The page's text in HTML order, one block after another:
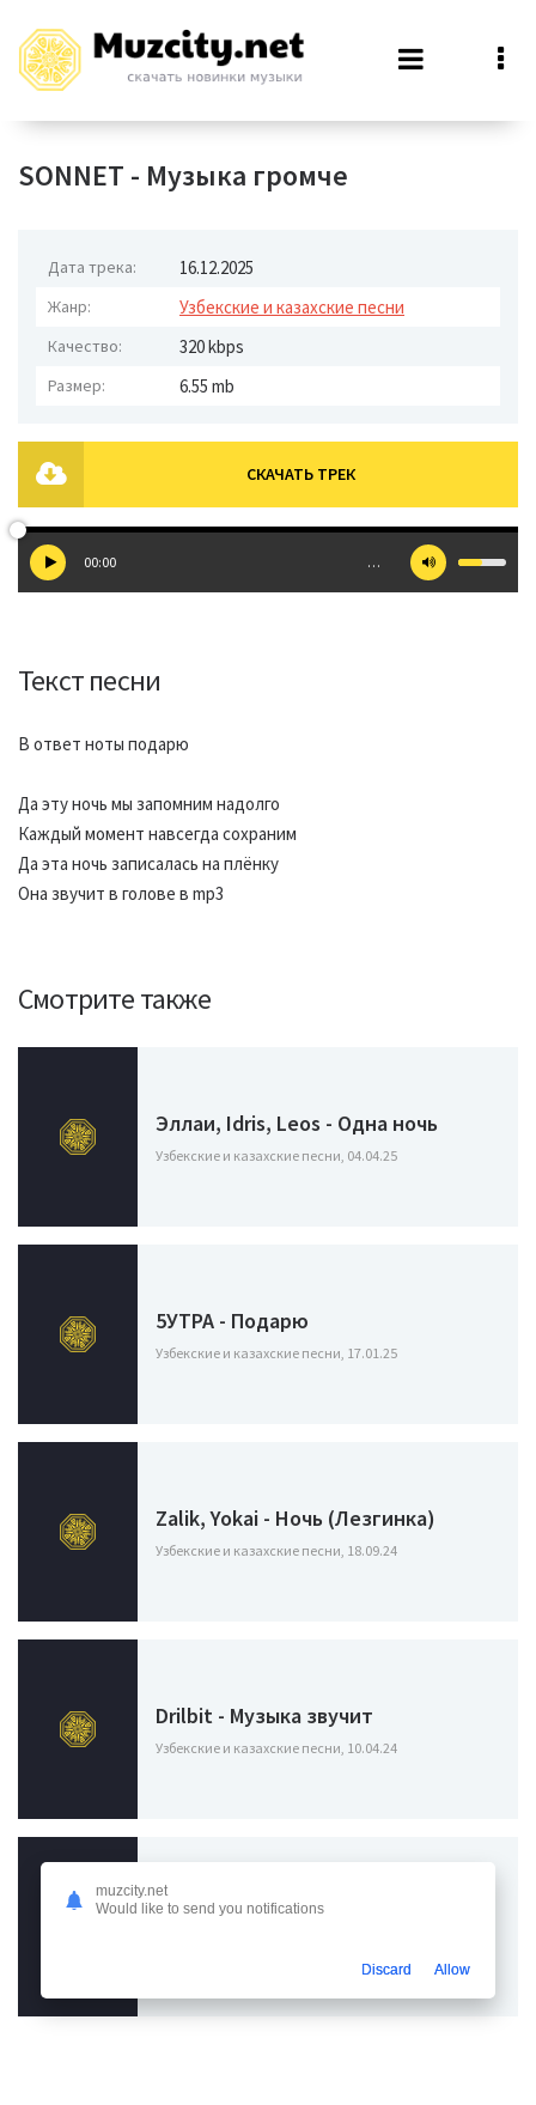
SONNET - Музыка громче
Дата трека: 16.12.2025
Жанр: Узбекские и казахские песни
Качество: 320 kbps
Размер: 6.55 mb
СКАЧАТЬ ТРЕК
00:00 …
Текст песни
В ответ ноты подарю
Да эту ночь мы запомним надолго
Каждый момент навсегда сохраним
Да эта ночь записалась на плёнку
Она звучит в голове в mp3
Смотрите также
Эллаи, Idris, Leos - Одна ночь
Узбекские и казахские песни, 04.04.25
5УТРА - Подарю
Узбекские и казахские песни, 17.01.25
Zalik, Yokai - Ночь (Лезгинка)
Узбекские и казахские песни, 18.09.24
Drilbit - Музыка звучит
Узбекские и казахские песни, 10.04.24
Влад Зотов - Я подарю тебе день
muzcity.net
Would like to send you notifications
Discard Allow